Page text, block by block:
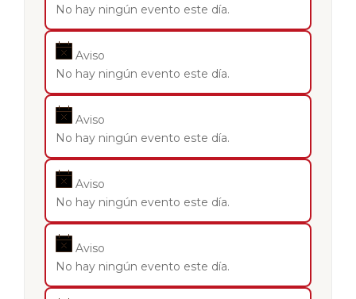
No hay ningún evento este día.
Aviso
No hay ningún evento este día.
Aviso
No hay ningún evento este día.
Aviso
No hay ningún evento este día.
Aviso
No hay ningún evento este día.